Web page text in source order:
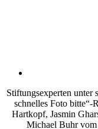
Stiftungsexperten unter
schnelles Foto bitte“-
Hartkopf, Jasmin
Michael Buhr